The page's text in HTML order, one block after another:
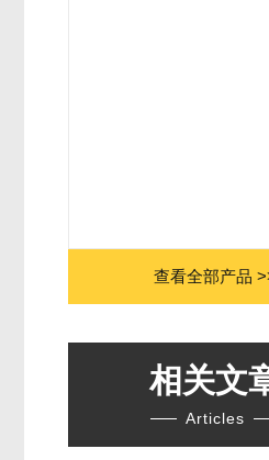
查看全部产品
相关文
Articles